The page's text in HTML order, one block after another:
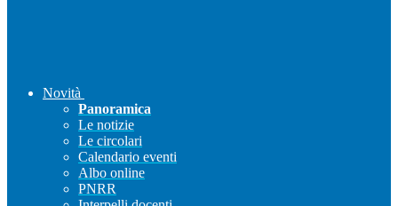
Novità
Panoramica
Le notizie
Le circolari
Calendario eventi
Albo online
PNRR